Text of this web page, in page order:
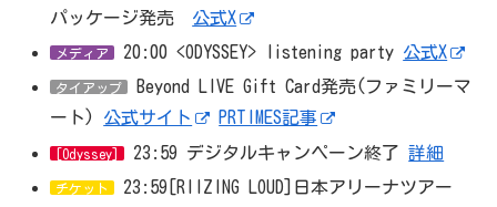
パッケージ発売 公式X
メディア 20:00 <ODYSSEY> listening party 公式X
タイアップ
Beyond LIVE Gift Card発売(ファミリーマ
ート) 公式サイト PRTIMES記事
[Odyssey] 23:59 デジタルキャンペーン終了詳細
チケット
23:59[RIIZING LOUD]日本アリーナツアー